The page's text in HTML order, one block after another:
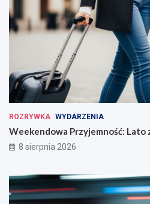
ROZRYWKA WYDARZENIA
Weekendowa Przyjemność: Lato
8 sierpnia 2026